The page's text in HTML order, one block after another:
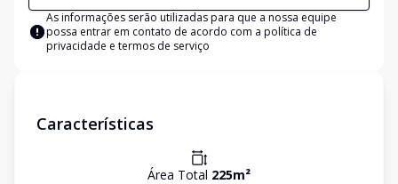
As informações serão utilizadas para que a nossa equipe
possa entrar em contato de acordo com a política de
privacidade e termos de serviço
Características
Área Total 225m²